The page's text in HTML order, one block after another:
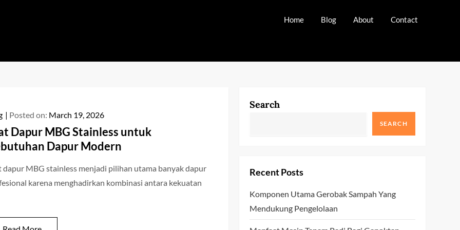
Home Blog About Contact
Posted on: March 19, 2026
Dapur MBG Stainless untuk
Dapur Modern
dapur MBG stainless menjadi pilihan utama banyak dapur
karena menghadirkan kombinasi antara kekuatan
Search
SEARCH
Recent Posts
Komponen Utama Gerobak Sampah Yang
Mendukung Pengelolaan